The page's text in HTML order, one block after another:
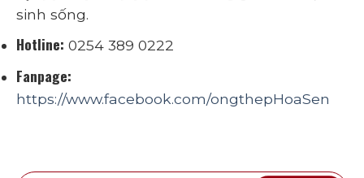
sinh sống.
Hotline: 0254 389 0222
Fanpage:
https://www.facebook.com/ongthepHoaSen